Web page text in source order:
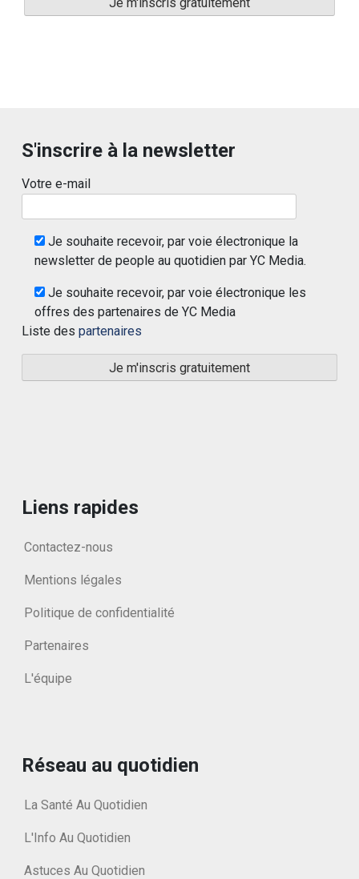
S'inscrire à la newsletter
Votre e-mail
Je souhaite recevoir, par voie électronique la
newsletter de people au quotidien par YC Media.
Je souhaite recevoir, par voie électronique les
offres des partenaires de YC Media
Liste des partenaires
Liens rapides
Contactez-nous
Mentions légales
Politique de confidentialité
Partenaires
L'équipe
Réseau au quotidien
La Santé Au Quotidien
L'Info Au Quotidien
Astuces Au Quotidien